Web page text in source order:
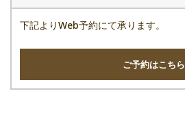
下記よりWeb予約にて承ります。
ご予約はこちら